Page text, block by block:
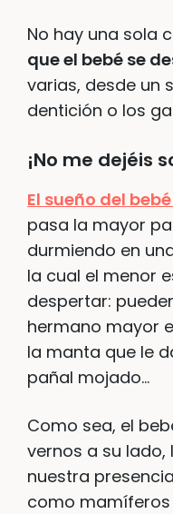
No hay una sola
que el bebé se
varias, desde un
dentición o los
¡No me dejéis
El sueño del
pasa la mayor
durmiendo en
la cual el menor
despertar:
hermano mayor
la manta que le
pañal mojado…
Como sea, el
vernos a su
nuestra
como